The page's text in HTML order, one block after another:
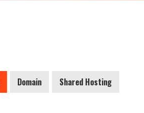
Domain Shared Hosting